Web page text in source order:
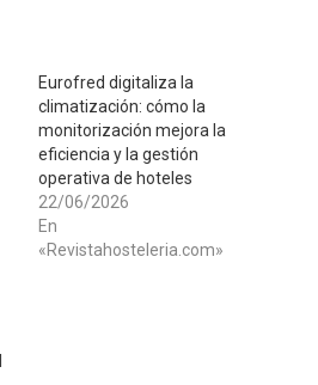
Eurofred digitaliza la
climatización: cómo la
monitorización mejora la
eficiencia y la gestión
operativa de hoteles
22/06/2026
En
«Revistahosteleria.com»